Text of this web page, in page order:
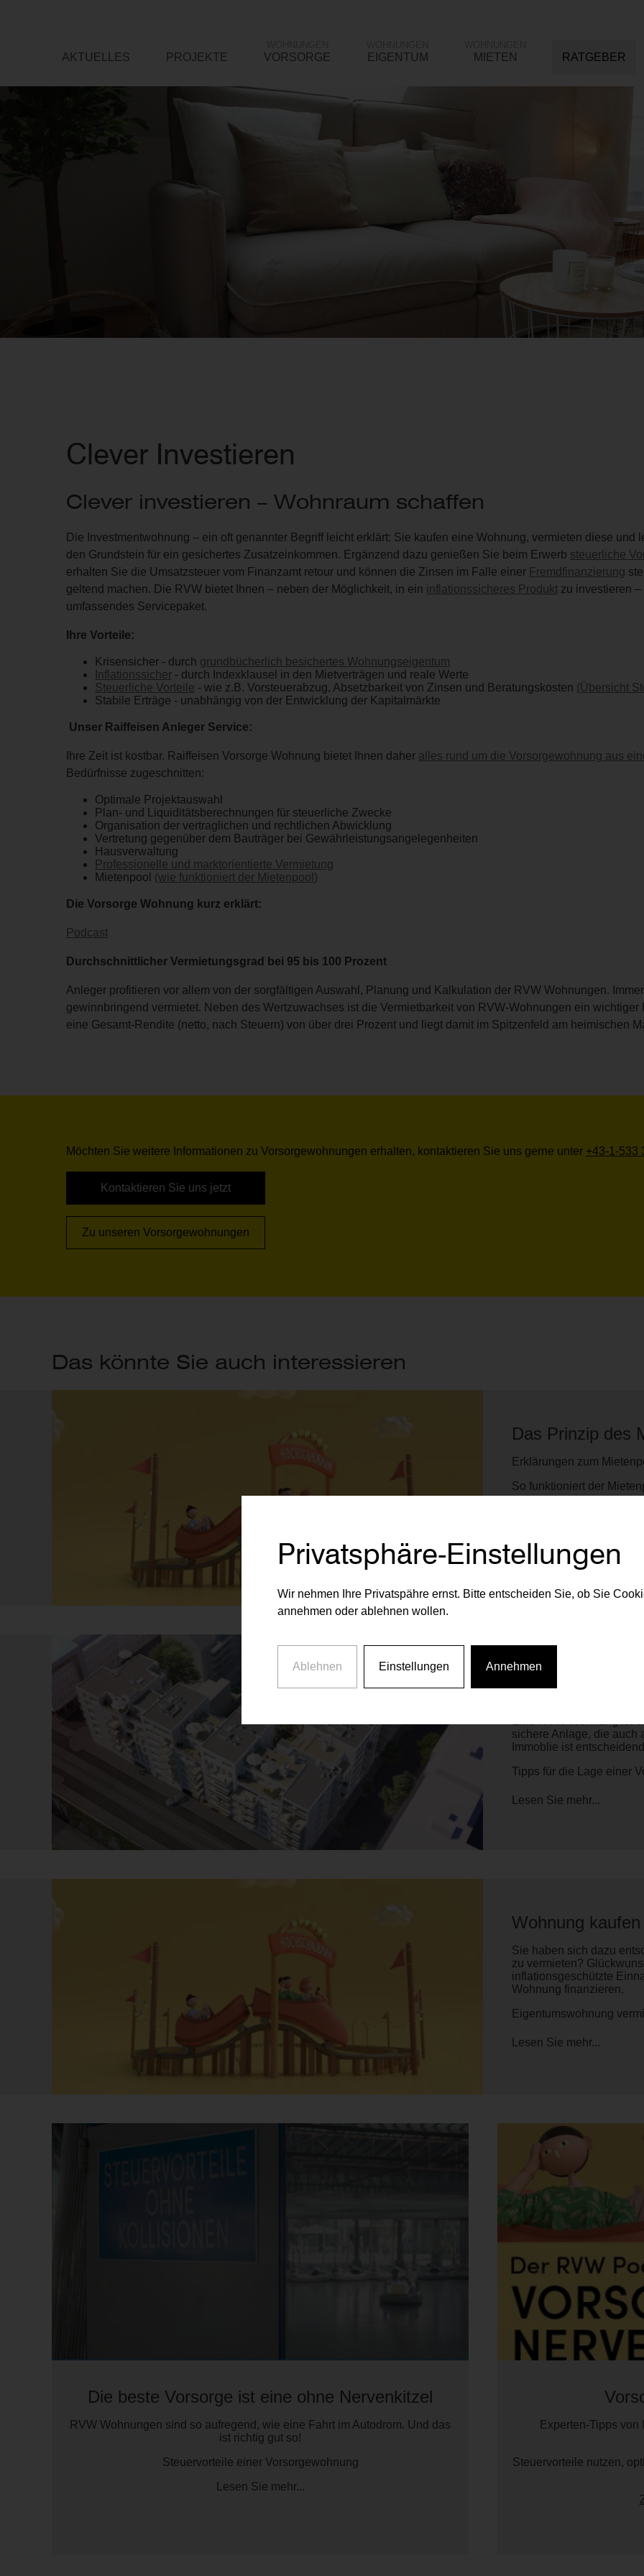
AKTUELLES PROJEKTE VORSORGE EIGENTUM MIETEN RATGEBER
Clever Investieren
Clever investieren – Wohnraum schaffen
Die Investmentwohnung – ein oft genannter Begriff leicht erklärt: Sie kaufen eine Wohnung, vermieten diese und
den Grundstein für ein gesichertes Zusatzeinkommen. Ergänzend dazu genießen Sie beim Erwerb steuerliche
erhalten Sie die Umsatzsteuer vom Finanzamt retour und können die Zinsen im Falle einer Fremdfinanzierung
geltend machen. Die RVW bietet Ihnen – neben der Möglichkeit, in ein inflationssicheres Produkt zu investieren –
umfassendes Servicepaket.
Ihre Vorteile:
Krisensicher - durch grundbücherlich besichertes Wohnungseigentum
Inflationssicher - durch Indexklausel in den Mietverträgen und reale Werte
Steuerliche Vorteile - wie z.B. Vorsteuerabzug, Absetzbarkeit von Zinsen und Beratungskosten (Übersicht
Stabile Erträge - unabhängig von der Entwicklung der Kapitalmärkte
Unser Raiffeisen Anleger Service:
Ihre Zeit ist kostbar. Raiffeisen Vorsorge Wohnung bietet Ihnen daher alles rund um die Vorsorgewohnung aus
Bedürfnisse zugeschnitten:
Optimale Projektauswahl
Plan- und Liquiditätsberechnungen für steuerliche Zwecke
Organisation der vertraglichen und rechtlichen Abwicklung
Vertretung gegenüber dem Bauträger bei Gewährleistungsangelegenheiten
Hausverwaltung
Professionelle und marktorientierte Vermietung
Mietenpool (wie funktioniert der Mietenpool)
Die Vorsorge Wohnung kurz erklärt:
Podcast
Durchschnittlicher Vermietungsgrad bei 95 bis 100 Prozent
Anleger profitieren vor allem von der sorgfältigen Auswahl, Planung und Kalkulation der RVW Wohnungen.
gewinnbringend vermietet. Neben des Wertzuwachses ist die Vermietbarkeit von RVW-Wohnungen ein
eine Gesamt-Rendite (netto, nach Steuern) von über drei Prozent und liegt damit im Spitzenfeld am heimischen
Möchten Sie weitere Informationen zu Vorsorgewohnungen erhalten, kontaktieren Sie uns gerne unter +43-1-533
Kontaktieren Sie uns jetzt
Zu unseren Vorsorgewohnungen
Das könnte Sie auch interessieren
Das Prinzip des
Erklärungen zum
So funktioniert der
Gute Lage
Vorsorgewohnung
Eine RVW Wohnung ist
sichere Anlage, die auch
Immoblie ist
Tipps für die Lage einer
Lesen Sie mehr...
Wohnung
Sie haben sich dazu
zu vermieten?
inflationsgeschützte
Wohnung finanzieren.
Eigentumswohnung
Lesen Sie mehr...
Die beste Vorsorge ist eine ohne Nervenkitzel
RVW Wohnungen sind so aufregend, wie eine Fahrt im Autodrom. Und das
ist richtig gut so!
Steuervorteile einer Vorsorgewohnung
Lesen Sie mehr...
Experten-Tipps
Steuervorteile nutzen,
Privatsphäre-Einstellungen
Wir nehmen Ihre Privatspähre ernst. Bitte entscheiden Sie, ob Sie
annehmen oder ablehnen wollen.
Ablehnen Einstellungen Annehmen